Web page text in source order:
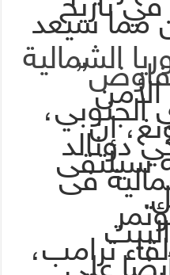
مما سيعد
الشمالية
الجنوبي،
إن
دونالد
سيلتقى
فى
ترامب،